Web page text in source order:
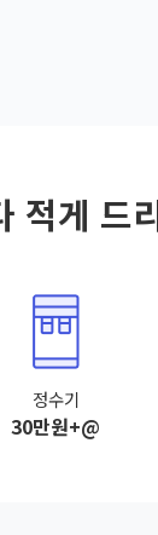
적게 드
정수기
30만원+@